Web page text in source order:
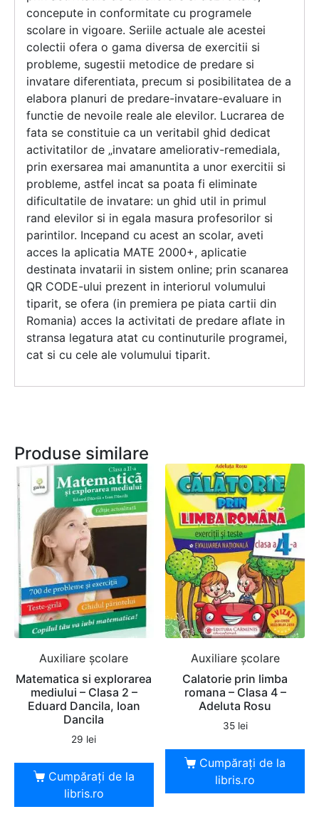
concepute in conformitate cu programele
scolare in vigoare. Seriile actuale ale acestei
colectii ofera o gama diversa de exercitii si
probleme, sugestii metodice de predare si
invatare diferentiata, precum si posibilitatea de a
elabora planuri de predare-invatare-evaluare in
functie de nevoile reale ale elevilor. Lucrarea de
fata se constituie ca un veritabil ghid dedicat
activitatilor de „invatare ameliorativ-remediala,
prin exersarea mai amanuntita a unor exercitii si
probleme, astfel incat sa poata fi eliminate
dificultatile de invatare: un ghid util in primul
rand elevilor si in egala masura profesorilor si
parintilor. Incepand cu acest an scolar, aveti
acces la aplicatia MATE 2000+, aplicatie
destinata invatarii in sistem online; prin scanarea
QR CODE-ului prezent in interiorul volumului
tiparit, se ofera (in premiera pe piata cartii din
Romania) acces la activitati de predare aflate in
stransa legatura atat cu continuturile programei,
cat si cu cele ale volumului tiparit.
Produse similare
Auxiliare şcolare
Matematica si explorarea
mediului – Clasa 2 –
Eduard Dancila, Ioan
Dancila
29 lei
Cumpărați de la
libris.ro
Auxiliare şcolare
Calatorie prin limba
romana – Clasa 4 –
Adeluta Rosu
35 lei
Cumpărați de la
libris.ro